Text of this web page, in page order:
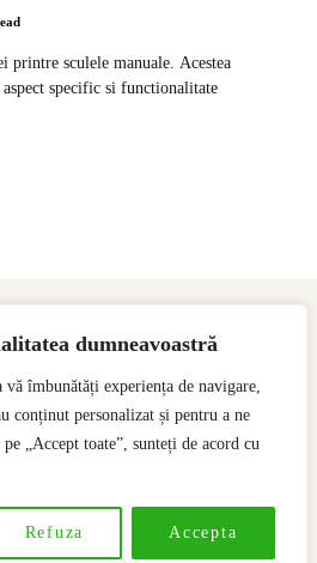
dumneavoastră
îmbunătăți experiența de navigare,
conținut personalizat și pentru a ne
„Accept toate”, sunteți de acord cu
Refuza Accepta
printre sculele manuale. Acestea
specific si functionalitate